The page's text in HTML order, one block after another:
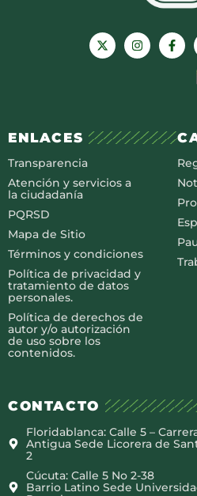
ENLACES
Transparencia
Atención y servicios a
la ciudadanía
PQRSD
Mapa de Sitio
Términos y condiciones
Política de privacidad y
tratamiento de datos
personales.
Política de derechos de
autor y/o autorización
de uso sobre los
contenidos.
CONTACTO
Floridablanca: Calle 5 –
Antigua Sede Licorera de
2
Cúcuta: Calle 5 No 2-38
Barrio Latino Sede